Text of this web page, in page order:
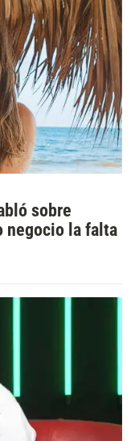
sobre
negocio la falta